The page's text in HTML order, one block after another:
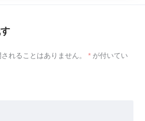
れることはありません。 * が付いてい